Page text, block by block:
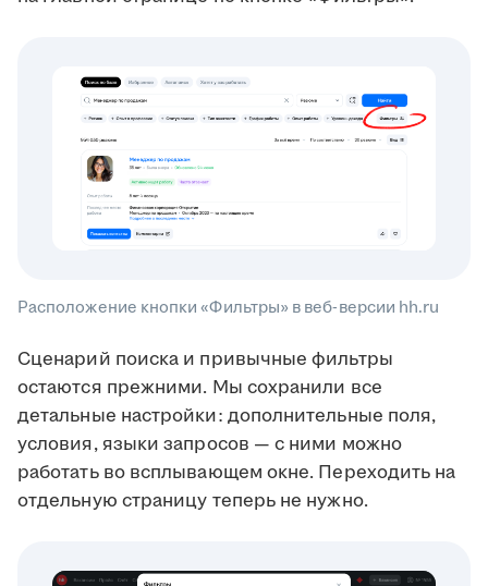
Расположение кнопки «Фильтры» в веб-версии hh.ru
Сценарий поиска и привычные фильтры
остаются прежними. Мы сохранили все
детальные настройки: дополнительные поля,
условия, языки запросов — с ними можно
работать во всплывающем окне. Переходить на
отдельную страницу теперь не нужно.